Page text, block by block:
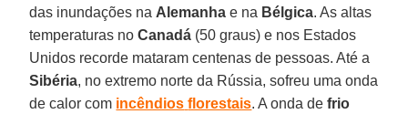
das inundações na Alemanha e na Bélgica. As altas
temperaturas noCanadá (50 graus) e nos Estados
Unidos recorde mataram centenas de pessoas. Até a
Sibéria, no extremo norte da Rússia, sofreu uma onda
de calor com incêndios florestais. A onda defrio